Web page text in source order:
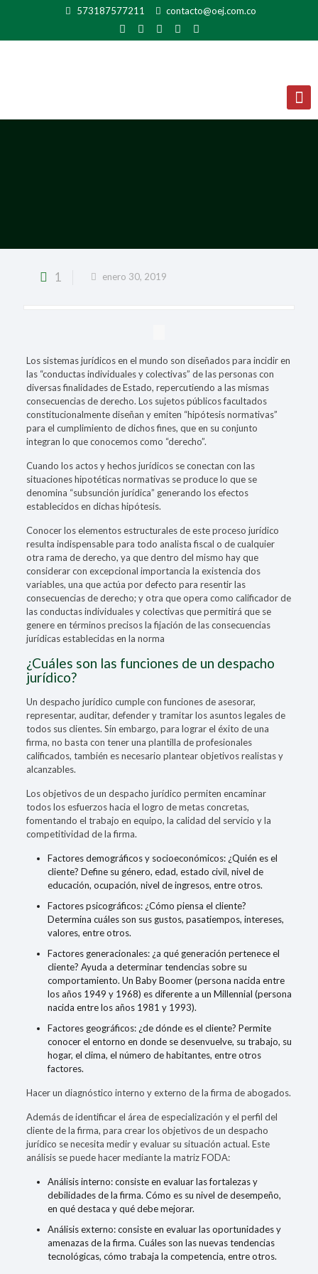
573187577211 contacto@oej.com.co
1 enero 30, 2019
Los sistemas jurídicos en el mundo son diseñados para incidir en
las “conductas individuales y colectivas” de las personas con
diversas finalidades de Estado, repercutiendo a las mismas
consecuencias de derecho. Los sujetos públicos facultados
constitucionalmente diseñan y emiten “hipótesis normativas”
para el cumplimiento de dichos fines, que en su conjunto
integran lo que conocemos como “derecho”.
Cuando los actos y hechos jurídicos se conectan con las
situaciones hipotéticas normativas se produce lo que se
denomina “subsunción jurídica” generando los efectos
establecidos en dichas hipótesis.
Conocer los elementos estructurales de este proceso jurídico
resulta indispensable para todo analista fiscal o de cualquier
otra rama de derecho, ya que dentro del mismo hay que
considerar con excepcional importancia la existencia dos
variables, una que actúa por defecto para resentir las
consecuencias de derecho; y otra que opera como calificador de
las conductas individuales y colectivas que permitirá que se
genere en términos precisos la fijación de las consecuencias
jurídicas establecidas en la norma
¿Cuáles son las funciones de un despacho
jurídico?
Un despacho jurídico cumple con funcionesde asesorar,
representar, auditar, defender y tramitar los asuntos legales de
todos sus clientes. Sin embargo, para lograr el éxito de una
firma, no basta con tener una plantilla de profesionales
calificados, también es necesario plantear objetivos realistas y
alcanzables.
Los objetivos de un despacho jurídico permiten encaminar
todos los esfuerzos hacia el logro de metas concretas,
fomentando el trabajo en equipo, la calidad del servicio y la
competitividad de la firma.
Factores demográficos y socioeconómicos: ¿Quién es el
cliente? Define su género, edad, estado civil, nivel de
educación, ocupación, nivel de ingresos, entre otros.
Factores psicográficos: ¿Cómo piensa el cliente?
Determina cuáles son sus gustos, pasatiempos, intereses,
valores, entre otros.
Factores generacionales: ¿a qué generación pertenece el
cliente? Ayuda a determinar tendencias sobre su
comportamiento. Un Baby Boomer (persona nacida entre
los años 1949 y 1968) es diferente a un Millennial (persona
nacida entre los años 1981 y 1993).
Factores geográficos: ¿de dónde es el cliente? Permite
conocer el entorno en donde se desenvuelve, su trabajo, su
hogar, el clima, el número de habitantes, entre otros
factores.
Hacer un diagnóstico interno y externo de la firma de abogados.
Además de identificar el área de especialización y el perfil del
cliente de la firma, para crear los objetivos de un despacho
jurídico se necesita medir y evaluar su situación actual. Este
análisis se puede hacer mediante la matriz FODA:
Análisis interno: consiste en evaluar las fortalezas y
debilidades de la firma. Cómo es su nivel de desempeño,
en qué destaca y qué debe mejorar.
Análisis externo: consiste en evaluar las oportunidades y
amenazas de la firma. Cuáles son las nuevas tendencias
tecnológicas, cómo trabaja la competencia, entre otros.